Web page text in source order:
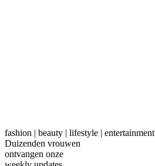
fashion | beauty | lifestyle | entertainment
Duizenden vrouwen
ontvangen onze